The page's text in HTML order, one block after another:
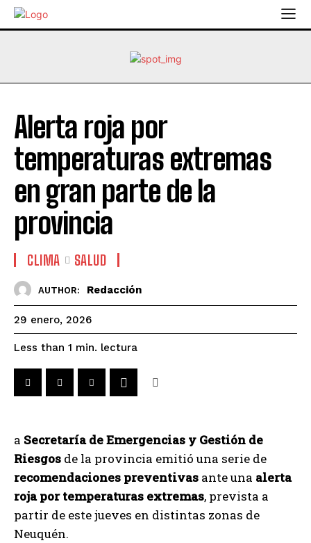
Alerta roja por
temperaturas extremas
en gran parte de la
provincia
CLIMA SALUD
AUTHOR: Redacción
29 enero, 2026
Less than 1 min. lectura
a Secretaría de Emergencias y Gestión de
Riesgos de la provincia emitió una serie de
recomendaciones preventivas ante una alerta
roja por temperaturas extremas, prevista a
partir de este jueves en distintas zonas de
Neuquén.